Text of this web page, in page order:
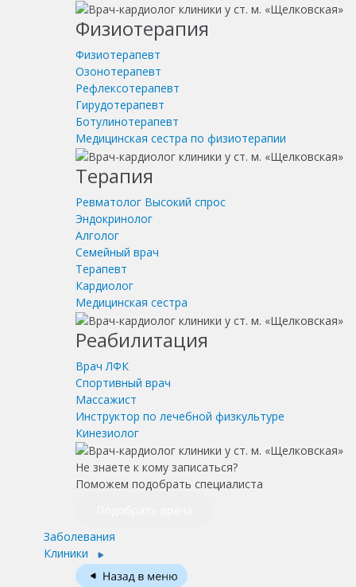
Физиотерапия
Физиотерапевт
Озонотерапевт
Рефлексотерапевт
Гирудотерапевт
Ботулинотерапевт
Медицинская сестра по физиотерапии
Терапия
Ревматолог Высокий спрос
Эндокринолог
Алголог
Семейный врач
Терапевт
Кардиолог
Медицинская сестра
Реабилитация
Врач ЛФК
Спортивный врач
Массажист
Инструктор по лечебной физкультуре
Кинезиолог
Не знаете к кому записаться?
Поможем подобрать специалиста
Заболевания
Клиники